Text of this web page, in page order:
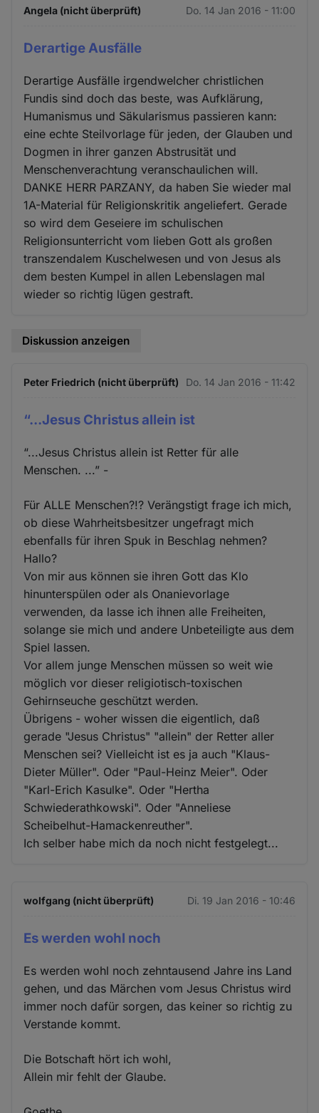
Angela (nicht überprüft) Do. 14 Jan 2016 - 11:00
Derartige Ausfälle
Derartige Ausfälle irgendwelcher christlichen
Fundis sind doch das beste, was Aufklärung,
Humanismus und Säkularismus passieren kann:
eine echte Steilvorlage für jeden, der Glauben und
Dogmen in ihrer ganzen Abstrusität und
Menschenverachtung veranschaulichen will.
DANKE HERR PARZANY, da haben Sie wieder mal
1A-Material für Religionskritik angeliefert. Gerade
so wird dem Geseiere im schulischen
Religionsunterricht vom lieben Gott als großen
transzendalem Kuschelwesen und von Jesus als
dem besten Kumpel in allen Lebenslagen mal
wieder so richtig lügen gestraft.
Diskussion anzeigen
Peter Friedrich (nicht überprüft) Do. 14 Jan 2016 - 11:42
“...Jesus Christus allein ist
“...Jesus Christus allein ist Retter für alle
Menschen. ...” -
Für ALLE Menschen?!? Verängstigt frage ich mich,
ob diese Wahrheitsbesitzer ungefragt mich
ebenfalls für ihren Spuk in Beschlag nehmen?
Hallo?
Von mir aus können sie ihren Gott das Klo
hinunterspülen oder als Onanievorlage
verwenden, da lasse ich ihnen alle Freiheiten,
solange sie mich und andere Unbeteiligte aus dem
Spiel lassen.
Vor allem junge Menschen müssen so weit wie
möglich vor dieser religiotisch-toxischen
Gehirnseuche geschützt werden.
Übrigens - woher wissen die eigentlich, daß
gerade "Jesus Christus" "allein" der Retter aller
Menschen sei? Vielleicht ist es ja auch "Klaus-
Dieter Müller". Oder "Paul-Heinz Meier". Oder
"Karl-Erich Kasulke". Oder "Hertha
Schwiederathkowski". Oder "Anneliese
Scheibelhut-Hamackenreuther".
Ich selber habe mich da noch nicht festgelegt...
wolfgang (nicht überprüft) Di. 19 Jan 2016 - 10:46
Es werden wohl noch
Es werden wohl noch zehntausend Jahre ins Land
gehen, und das Märchen vom Jesus Christus wird
immer noch dafür sorgen, das keiner so richtig zu
Verstande kommt.
Die Botschaft hört ich wohl,
Allein mir fehlt der Glaube.